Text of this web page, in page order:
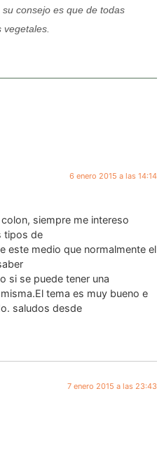
consejo es que de todas
6 enero 2015 a las 14:14
siempre me intereso
tipos de
este medio que normalmente el
si se puede tener una
tema es muy bueno e
saludos desde
7 enero 2015 a las 23:43